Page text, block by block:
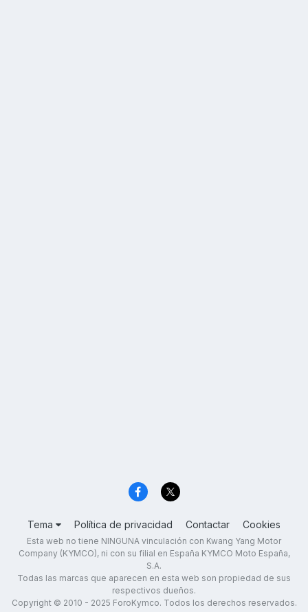
Tema Política de privacidad Contactar Cookies
Esta web no tiene NINGUNA vinculación con Kwang Yang Motor
Company (KYMCO), ni con su filial en España KYMCO Moto España,
S.A.
Todas las marcas que aparecen en esta web son propiedad de sus
respectivos dueños.
Copyright © 2010 - 2025 ForoKymco. Todos los derechos reservados.